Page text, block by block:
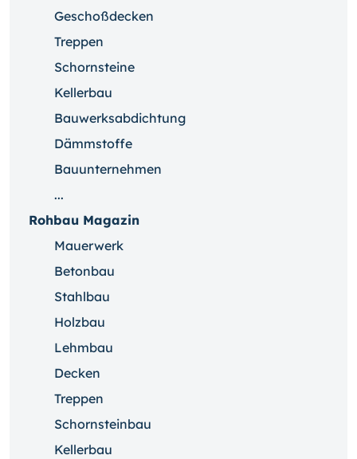
Geschoßdecken
Treppen
Schornsteine
Kellerbau
Bauwerksabdichtung
Dämmstoffe
Bauunternehmen
...
Rohbau Magazin
Mauerwerk
Betonbau
Stahlbau
Holzbau
Lehmbau
Decken
Treppen
Schornsteinbau
Kellerbau